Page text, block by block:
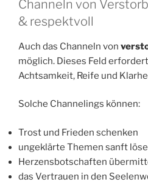
Channeln von
& respektvoll
Auch das Channeln von
möglich. Dieses Feld
Achtsamkeit, Reife und
Solche Channelings können:
Trost und Frieden schenken
ungeklärte Themen sanft
Herzensbotschaften
das Vertrauen in den